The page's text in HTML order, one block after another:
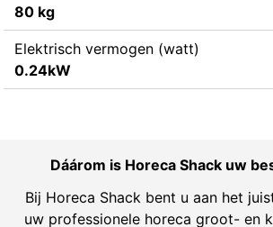
80 kg
Elektrisch vermogen (watt)
0.24kW
Dáárom is Horeca Shack uw
Bij Horeca Shack bent u aan het
uw professionele horeca groot- en